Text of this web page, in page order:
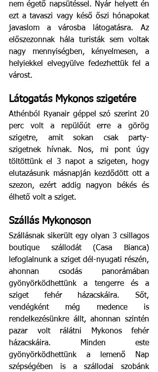
nem égető napsütéssel. Nyár helyett én
ezt a tavaszi vagy késő őszi hónapokat
javaslom a városba látogatásra. Az
előszezonnak hála turisták sem voltak
nagy mennyiségben, kényelmesen, a
helyiekkel elvegyülve fedezhettük fel a
várost.
Látogatás Mykonos szigetére
Athénból Ryanair géppel szó szerint 20
perc volt a repülőút erre a görög
szigetre, amit sokan csak party-
szigetnek hívnak. Nos, mi pont úgy
töltöttünk el 3 napot a szigeten, hogy
elutazásunk másnapján kezdődött ott a
szezon, ezért addig nagyon békés és
élhető volt a sziget.
Szállás Mykonoson
Szállásnak sikerült egy olyan 3 csillagos
boutique szállodát (Casa Bianca)
lefoglalnunk a sziget dél-nyugati részén,
ahonnan csodás panorámában
gyönyörködhettünk a tengerre és a
sziget fehér házacskáira. Sőt,
vendégként még medence is
rendelkezésünkre állt, ahonnan szintén
pazar volt rálátni Mykonos fehér
házacskáira. Minden este
gyönyörködhettünk a lemenő Nap
szépségében is a szállodai szobánk